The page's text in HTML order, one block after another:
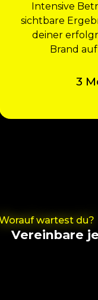
Intensive
sichtbare
deiner
Brand
3
wartest du?
Vereinbare